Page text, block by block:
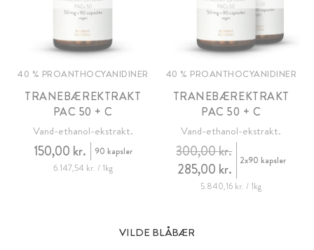
40 % PROANTHOCYANIDINER
TRANEBÆREKTRAKT
PAC 50 + C
Vand-ethanol-ekstrakt.
150,00 kr.
90 kapsler
6.147,54 kr. / 1kg
40 % PROANTHOCYANIDINER
TRANEBÆREKTRAKT
PAC 50 + C
Vand-ethanol-ekstrakt.
285,00 kr.
300,00 kr. 2x90 kapsler
5.840,16 kr. / 1kg
VILDE BLÅBÆR